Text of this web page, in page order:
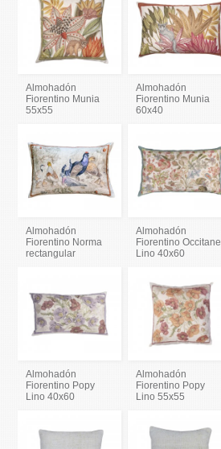
Almohadón
Fiorentino Munia
55x55
Almohadón
Fiorentino Munia
60x40
Almohadón
Fiorentino Norma
rectangular
Almohadón
Fiorentino Occitane
Lino 40x60
Almohadón
Fiorentino Popy
Lino 40x60
Almohadón
Fiorentino Popy
Lino 55x55